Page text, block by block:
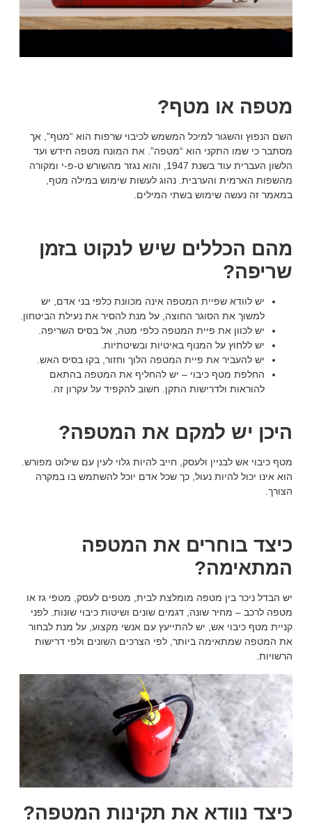
מטפה או מטף?
השם הנפוץ והשגור למיכל המשמש לכיבוי שרפות הוא “מטף”, אך
מסתבר כי שמו התקני הוא “מטפה”. את המונח מטפה חידש ועד
הלשון העברית עוד בשנת 1947, והוא נגזר מהשורש ט-פ-י ומקורה
מהשפות הארמית והערבית. נהוג לעשות שימוש במילה מטף,
במאמר זה נעשה שימוש בשתי המילים.
מהם הכללים שיש לנקוט בזמן
שריפה?
יש לוודא שפיית המטפה אינה מכוונת כלפי בני אדם, יש
למשוך את הסוגר החוצה, על מנת להסיר את נעילת הביטחון.
יש לכוון את פיית המטפה כלפי מטה, אל בסיס השריפה.
יש ללחוץ על המנוף באיטיות ובשיטתיות.
יש להעביר את פיית המטפה הלוך וחזור, בקו בסיס האש.
החלפת מטף כיבוי – יש להחליף את המטפה בהתאם
להוראות ולדרישות התקן. חשוב להקפיד על עקרון זה.
היכן יש למקם את המטפה?
מטף כיבוי אש לבניין ולעסק, חייב להיות גלוי לעין עם שילוט מפורש.
הוא אינו יכול להיות נעול, כך שכל אדם יוכל להשתמש בו במקרה
הצורך.
כיצד בוחרים את המטפה
המתאימה?
יש הבדל ניכר בין מטפה מומלצת לבית, מטפים לעסק, מטפי גז או
מטפה לרכב – מחיר שונה, דגמים שונים ושיטות כיבוי שונות. לפני
קניית מטף כיבוי אש, יש להתייעץ עם אנשי מקצוע, על מנת לבחור
את המטפה שמתאימה ביותר, לפי הצרכים השונים ולפי דרישות
הרשויות.
כיצד נוודא את תקינות המטפה?